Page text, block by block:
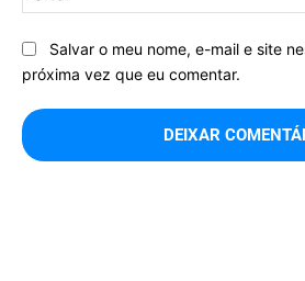
Salvar o meu nome, e-mail e site
próxima vez que eu comentar.